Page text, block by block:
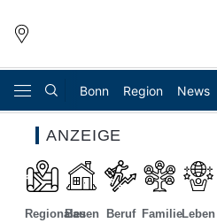
Bonn Region News
ANZEIGE
Regionales
Bauen
Beruf
FamilieLeben